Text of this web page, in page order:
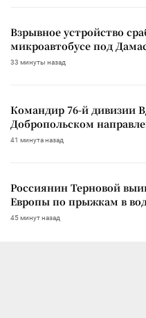
Взрывное устройство
микроавтобусе под
33 минуты назад
Командир 76-й дивизии
Добропольском
41 минута назад
Россиянин Терновой
Европы по прыжкам в
45 минут назад